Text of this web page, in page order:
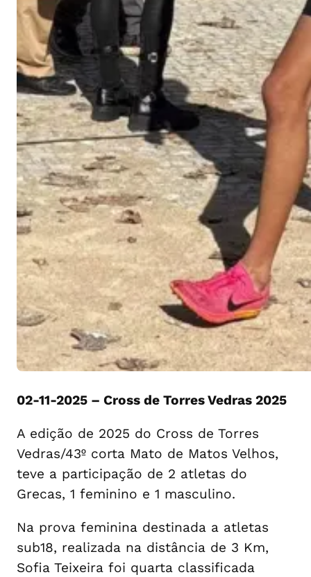
02-11-2025 – Cross de Torres Vedras 2025
A edição de 2025 do Cross de Torres
Vedras/43º corta Mato de Matos Velhos,
teve a participação de 2 atletas do
Grecas, 1 feminino e 1 masculino.
Na prova feminina destinada a atletas
sub18, realizada na distância de 3 Km,
Sofia Teixeira foi quarta classificada